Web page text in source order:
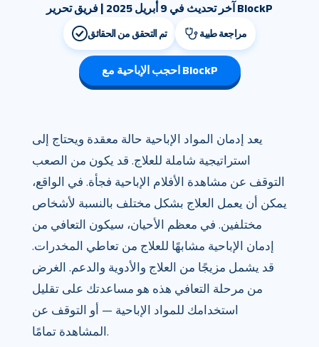
آخر تحديث في 9 أبريل 2025 | فريق تحرير BlockP
تم التحقق من الحقائق مراجعة طبية
احجب الإباحية مع BlockP
يعد إدمان المواد الإباحية حالة معقدة ويحتاج إلى
استراتيجية شاملة للعلاج. قد يكون من الصعب
التوقف عن مشاهدة الأفلام الإباحية فجأة. في الواقع،
يمكن أن يعمل العلاج بشكل مختلف بالنسبة لأشخاص
مختلفين. في معظم الأحيان، سيكون التعافي من
إدمان الإباحية مشابهًا للعلاج من تعاطي المخدرات.
قد يشمل مزيجًا من العلاج والأدوية والدعم. الغرض
من مرحلة التعافي هذه هو مساعدتك على تقليل
استخدامك للمواد الإباحية — أو التوقف عن
المشاهدة تمامًا.